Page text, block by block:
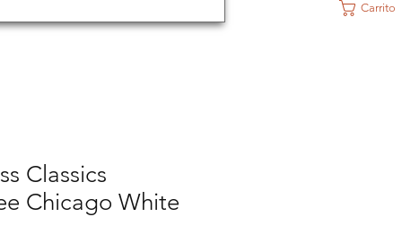
Carrito
Classics
Chicago White